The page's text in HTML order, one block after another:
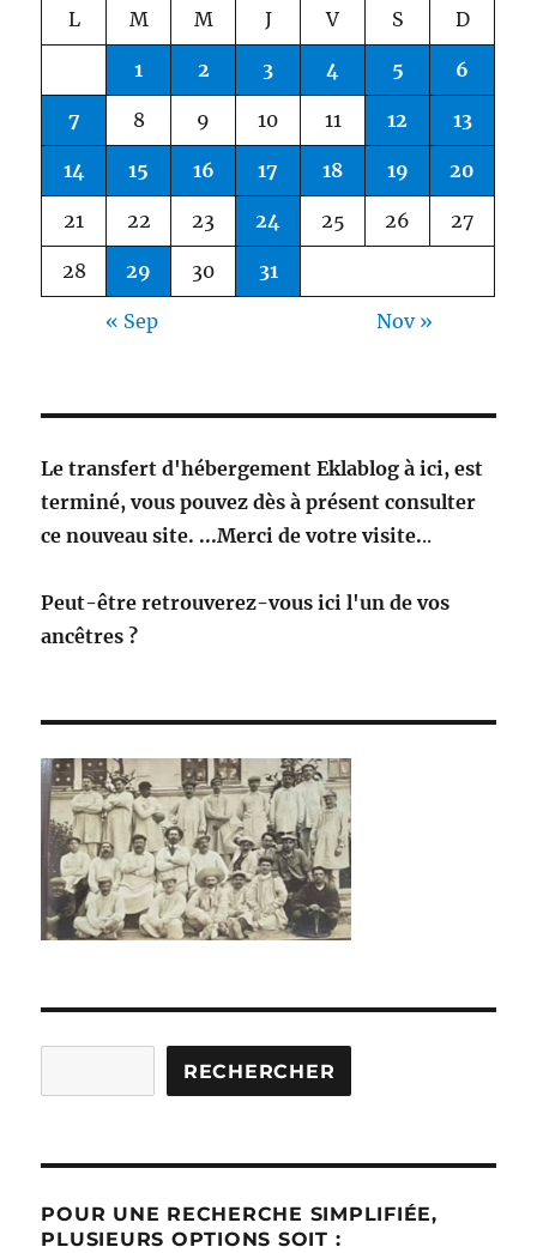
L M M J V S D
1 2 3 4 5 6
7 8 9 10 11 12 13
14 15 16 17 18 19 20
21 22 23 24 25 26 27
28 29 30 31
« Sep Nov »
Le transfert d'hébergement Eklablog à ici, est
terminé, vous pouvez dès à présent consulter
ce nouveau site. ...Merci de votre visite...
Peut-être retrouverez-vous ici l'un de vos
ancêtres ?
RECHERCHER
POUR UNE RECHERCHE SIMPLIFIÉE,
PLUSIEURS OPTIONS SOIT :